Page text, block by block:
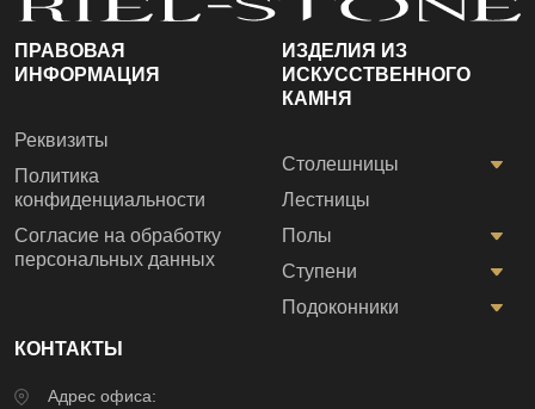
ПРАВОВАЯ
ИНФОРМАЦИЯ
Реквизиты
Политика
конфиденциальности
Согласие на обработку
персональных данных
ИЗДЕЛИЯ ИЗ
ИСКУССТВЕННОГО
КАМНЯ
Столешницы
Лестницы
Полы
Ступени
Подоконники
КОНТАКТЫ
Адрес офиса: